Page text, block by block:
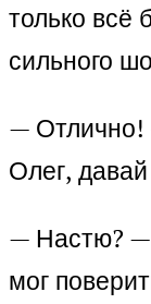
только всё
сильного
— Отлично!
Олег,
— Настю? —
мог